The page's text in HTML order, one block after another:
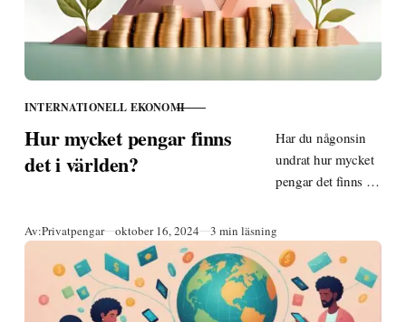
KATEGORI
INTERNATIONELL EKONOMI
Hur mycket pengar finns
det i världen?
Har du någonsin
undrat hur mycket
pengar det finns i
summan och vad
den betyder för
global ekonomi.
Läs nu!
Av:Privatpengar Publicerad
oktober 16, 2024 3 min läsning